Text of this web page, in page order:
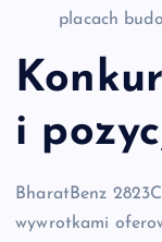
placach
i
BharatBenz
wywrotkami